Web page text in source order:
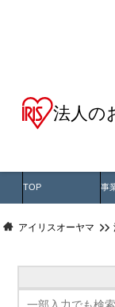
法人の
TOP 事
アイリスオーヤマ